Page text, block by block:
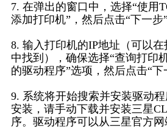
7. 在弹出的窗口中，选择“使用
添加打印机”，然后点击“下一步”
8. 输入打印机的IP地址（可以在
中找到），确保选择“查询打印
的驱动程序”选项，然后点击“下
9. 系统将开始搜索并安装驱动
安装，请手动下载并安装三星
序。驱动程序可以从三星官方网